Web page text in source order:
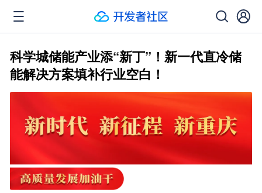
科学城储能产业添“新丁”！新一代直冷储
能解决方案填补行业空白！